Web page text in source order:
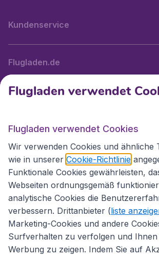
Kundenservice
Flugladen.de
Internationale Webseiten
Folgen Sie uns:
Flugladen verwendet
Flugladen verwendet Cookies
Wir verwenden Cookies und ähnliche
wie in unserer Cookie-Richtlinie
Funktionale Cookies gewährleisten,
Webseiten ordnungsgemäß
analytische Cookies die
verbessern. Drittanbieter (liste
Marketing-Cookies und andere
Surfverhalten zu verfolgen und Ihnen
Werbung zu zeigen. Indem Sie auf